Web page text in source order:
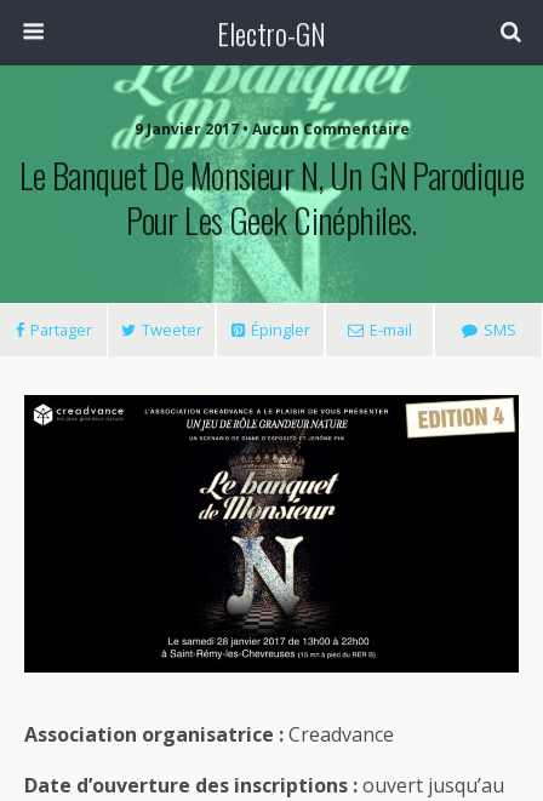
Electro-GN
9 Janvier 2017 • Aucun Commentaire
Le Banquet De Monsieur N, Un GN Parodique
Pour Les Geek Cinéphiles.
Partager Tweeter Épingler E-mail SMS
Association organisatrice :Creadvance
Date d’ouverture des inscriptions :ouvert jusqu’au